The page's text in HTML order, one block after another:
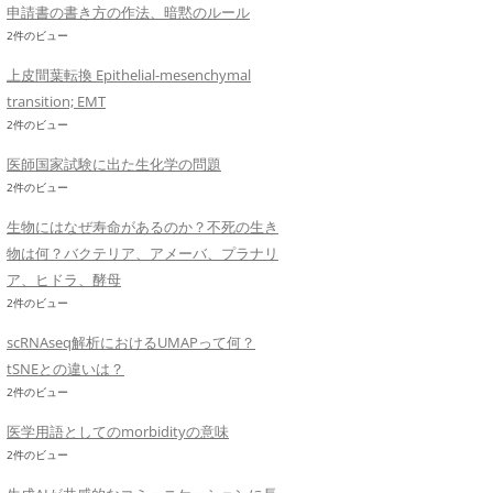
申請書の書き方の作法、暗黙のルール
2件のビュー
上皮間葉転換 Epithelial-mesenchymal
transition; EMT
2件のビュー
医師国家試験に出た生化学の問題
2件のビュー
生物にはなぜ寿命があるのか？不死の生き
物は何？バクテリア、アメーバ、プラナリ
ア、ヒドラ、酵母
2件のビュー
scRNAseq解析におけるUMAPって何？
tSNEとの違いは？
2件のビュー
医学用語としてのmorbidityの意味
2件のビュー